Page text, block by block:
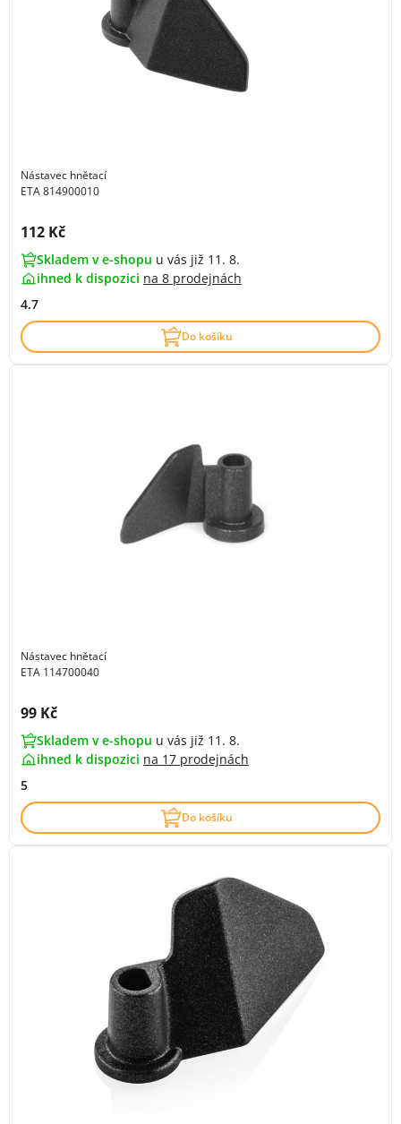
Nástavec hnětací
ETA 814900010
Cena s DPH:
112 Kč
Skladem v e-shopu u vás již 11. 8.
ihned k dispozici na 8 prodejnách
4.7
Do košíku
Nástavec hnětací
ETA 114700040
Cena s DPH:
99 Kč
Skladem v e-shopu u vás již 11. 8.
ihned k dispozici na 17 prodejnách
5
Do košíku